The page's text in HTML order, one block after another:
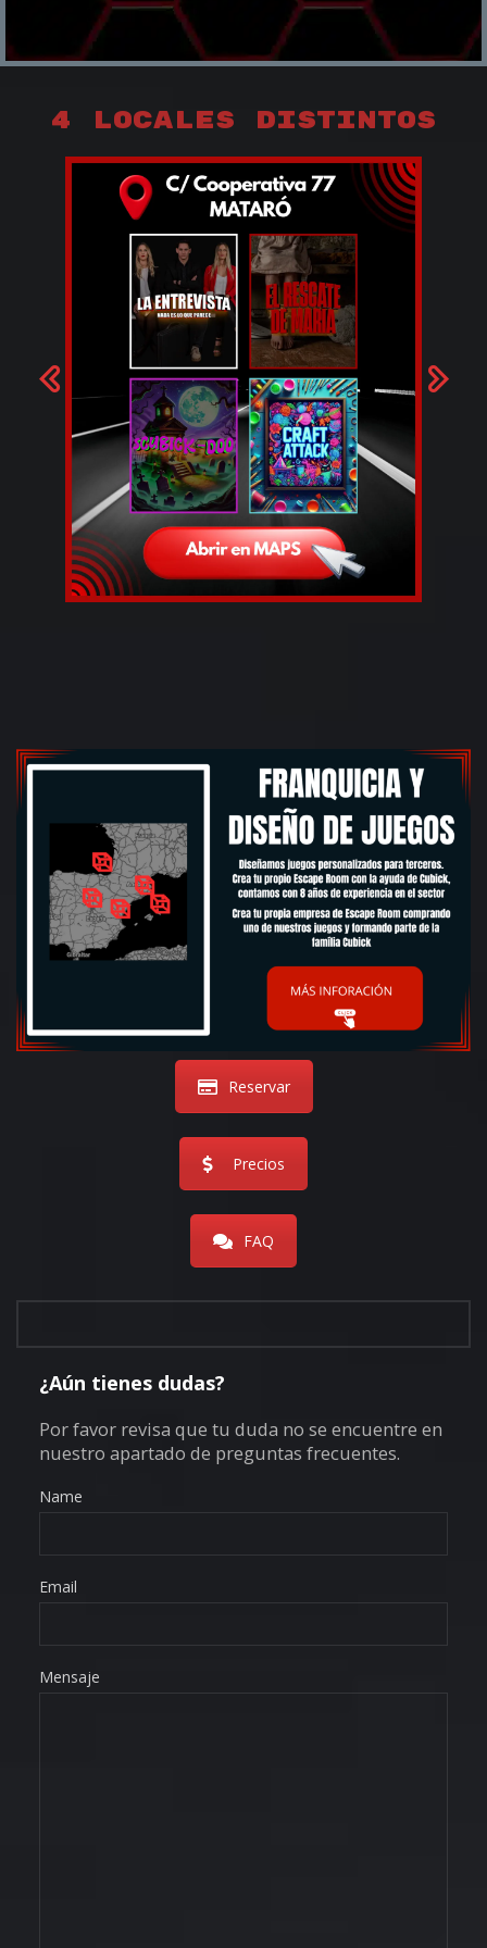
4 LOCALES DISTINTOS
Reservar
Precios
FAQ
¿Aún tienes dudas?
Por favor revisa que tu duda no se encuentre en
nuestro apartado de preguntas frecuentes.
Name
Email
Mensaje